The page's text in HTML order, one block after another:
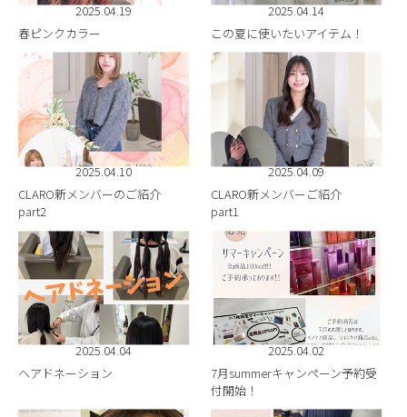
2025.04.19
春ピンクカラー
2025.04.14
この夏に使いたいアイテム！
2025.04.10
CLARO新メンバーのご紹介
part2
2025.04.09
CLARO新メンバーご紹介
part1
2025.04.04
ヘアドネーション
2025.04.02
7月summerキャンペーン予約受
付開始！